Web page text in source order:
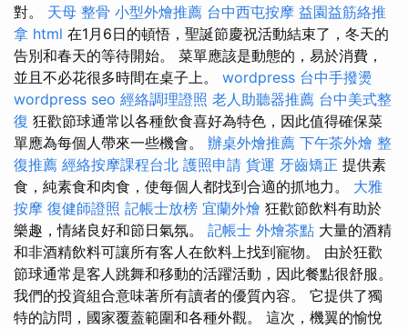
對。 天母 整骨 小型外燴推薦 台中西屯按摩 益園益筋絡推
拿 html 在1月6日的頓悟，聖誕節慶祝活動結束了，冬天的
告別和春天的等待開始。 菜單應該是動態的，易於消費，
並且不必花很多時間在桌子上。 wordpress 台中手撥燙
wordpress seo 經絡調理證照 老人助聽器推薦 台中美式整
復 狂歡節球通常以各種飲食喜好為特色，因此值得確保菜
單應為每個人帶來一些機會。 辦桌外燴推薦 下午茶外燴 整
復推薦 經絡按摩課程台北 護照申請 貨運 牙齒矯正 提供素
食，純素食和肉食，使每個人都找到合適的抓地力。 大雅
按摩 復健師證照 記帳士放榜 宜蘭外燴 狂歡節飲料有助於
樂趣，情緒良好和節日氣氛。 記帳士 外燴茶點 大量的酒精
和非酒精飲料可讓所有客人在飲料上找到寵物。 由於狂歡
節球通常是客人跳舞和移動的活躍活動，因此餐點很舒服。
我們的投資組合意味著所有讀者的優質內容。 它提供了獨
特的訪問，國家覆蓋範圍和各種外觀。 這次，機翼的愉悅